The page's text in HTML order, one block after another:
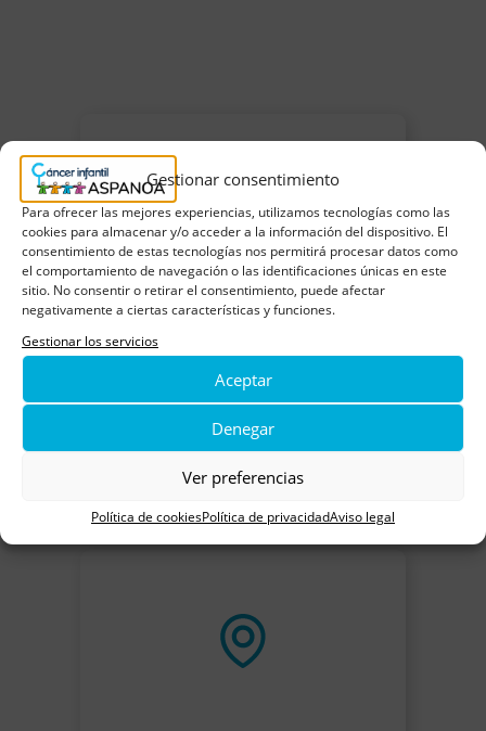
Gestionar consentimiento
Para ofrecer las mejores experiencias, utilizamos tecnologías como las
cookies para almacenar y/o acceder a la información del dispositivo. El
consentimiento de estas tecnologías nos permitirá procesar datos como
el comportamiento de navegación o las identificaciones únicas en este
sitio. No consentir o retirar el consentimiento, puede afectar
negativamente a ciertas características y funciones.
Gestionar los servicios
Aceptar
Denegar
Ver preferencias
Política de cookiesPolítica de privacidadAviso legal
03 octubre
Agregar a Google Calendar